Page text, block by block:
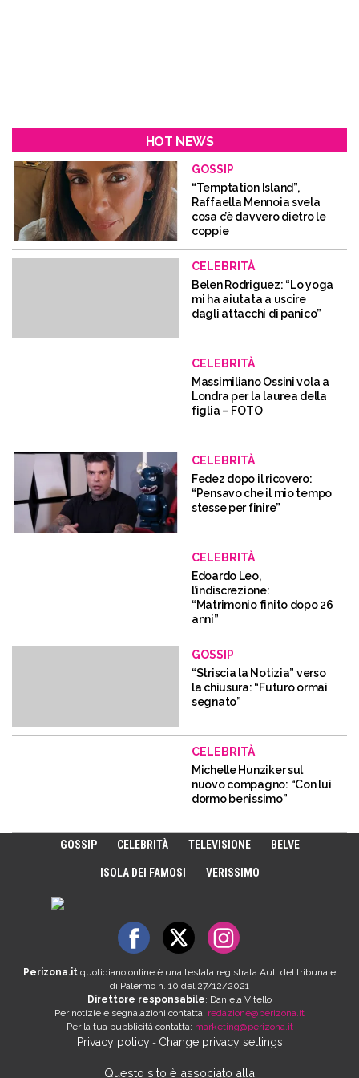
HOT NEWS
GOSSIP
“Temptation Island”,
Raffaella Mennoia svela
cosa c’è davvero dietro le
coppie
CELEBRITÀ
Belen Rodriguez: “Lo yoga
mi ha aiutata a uscire
dagli attacchi di panico”
CELEBRITÀ
Massimiliano Ossini vola a
Londra per la laurea della
figlia – FOTO
CELEBRITÀ
Fedez dopo il ricovero:
“Pensavo che il mio tempo
stesse per finire”
CELEBRITÀ
Edoardo Leo,
l’indiscrezione:
“Matrimonio finito dopo 26
anni”
GOSSIP
“Striscia la Notizia” verso
la chiusura: “Futuro ormai
segnato”
CELEBRITÀ
Michelle Hunziker sul
nuovo compagno: “Con lui
dormo benissimo”
GOSSIP CELEBRITÀ TELEVISIONE BELVE
ISOLA DEI FAMOSI VERISSIMO
Perizona.it quotidiano online è una testata registrata Aut. del tribunale
di Palermo n. 10 del 27/12/2021
Direttore responsabile: Daniela Vitello
Per notizie e segnalazioni contatta: redazione@perizona.it
Per la tua pubblicità contatta: marketing@perizona.it
Privacy policy- Change privacy settings
Questo sito è associato alla